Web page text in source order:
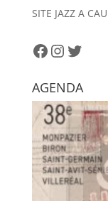
i
:
SITE JAZZ A
Facebook
AGENDA